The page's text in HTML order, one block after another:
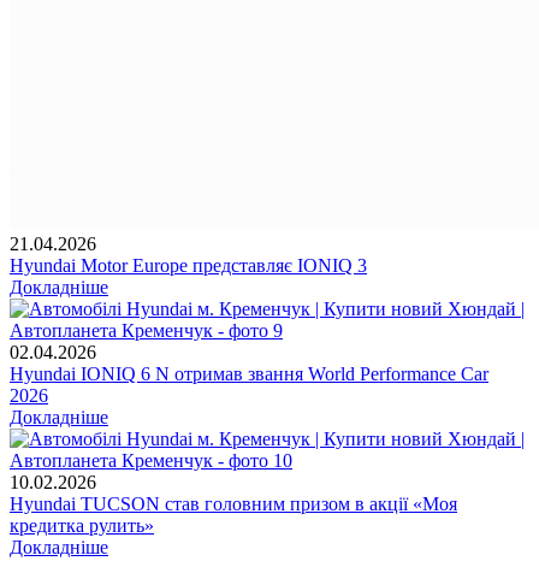
21.04.2026
Hyundai Motor Europe представляє IONIQ 3
Докладніше
02.04.2026
Hyundai IONIQ 6 N отримав звання World Performance Car
2026
Докладніше
10.02.2026
Hyundai TUCSON став головним призом в акції «Моя
кредитка рулить»
Докладніше